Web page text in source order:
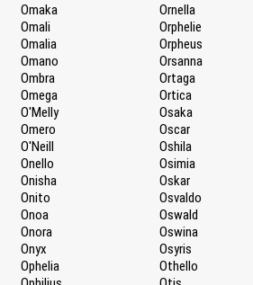
Omaka
Omali
Omalia
Omano
Ombra
Omega
O'Melly
Omero
O'Neill
Onello
Onisha
Onito
Onoa
Onora
Onyx
Ophelia
Ornella
Orphelie
Orpheus
Orsanna
Ortaga
Ortica
Osaka
Oscar
Oshila
Osimia
Oskar
Osvaldo
Oswald
Oswina
Osyris
Othello